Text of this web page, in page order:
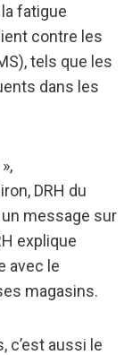
fatigue
contre les
tels que les
dans les
DRH du
message sur
explique
avec le
magasins.
c’est aussi le